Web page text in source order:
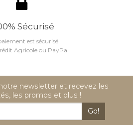
Sécurisé
est sécurisé
Agricole ou PayPal
newsletter et recevez les
les promos et plus !
Go!